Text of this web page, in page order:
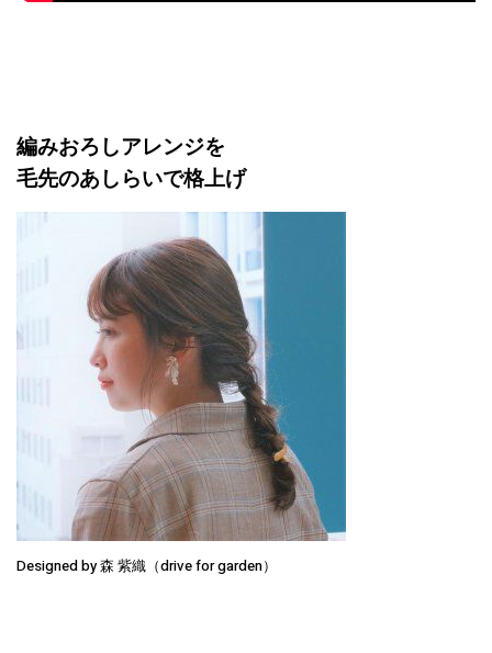
編みおろしアレンジを
毛先のあしらいで格上げ
Designed by 森 紫織（drive for garden）